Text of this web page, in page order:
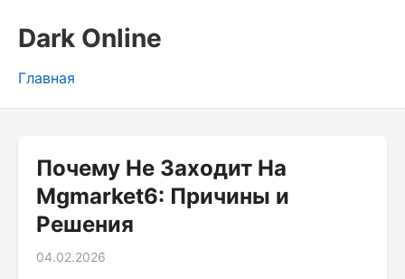
Dark Online
Главная
Почему Не Заходит На
Mgmarket6: Причины и
Решения
04.02.2026